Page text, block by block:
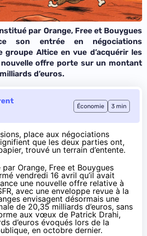
par Orange, Free et Bouygues
son entrée en négociations
groupe Altice en vue d’acquérir les
nouvelle offre porte sur un montant
d’euros.
Économie 3 min
, place aux négociations
que les deux parties ont,
trouvé un terrain d’entente.
Orange, Free et Bouygues
vendredi 16 avril qu’il avait
une nouvelle offre relative à
avec une enveloppe revue à la
envisagent désormais une
de 20,35 milliards d’euros, sans
aux vœux de Patrick Drahi,
d’euros évoqués lors de la
en octobre dernier.